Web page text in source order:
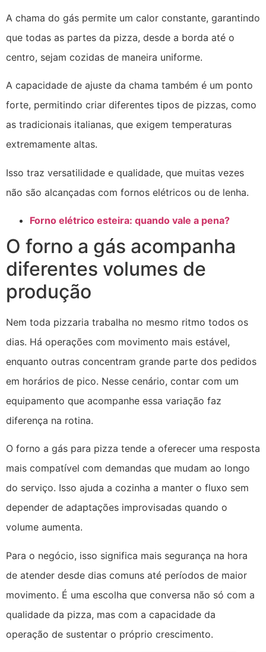
A chama do gás permite um calor constante, garantindo
que todas as partes da pizza, desde a borda até o
centro, sejam cozidas de maneira uniforme.
A capacidade de ajuste da chama também é um ponto
forte, permitindo criar diferentes tipos de pizzas, como
as tradicionais italianas, que exigem temperaturas
extremamente altas.
Isso traz versatilidade e qualidade, que muitas vezes
não são alcançadas com fornos elétricos ou de lenha.
Forno elétrico esteira: quando vale a pena?
O forno a gás acompanha
diferentes volumes de
produção
Nem toda pizzaria trabalha no mesmo ritmo todos os
dias. Há operações com movimento mais estável,
enquanto outras concentram grande parte dos pedidos
em horários de pico. Nesse cenário, contar com um
equipamento que acompanhe essa variação faz
diferença na rotina.
O forno a gás para pizza tende a oferecer uma resposta
mais compatível com demandas que mudam ao longo
do serviço. Isso ajuda a cozinha a manter o fluxo sem
depender de adaptações improvisadas quando o
volume aumenta.
Para o negócio, isso significa mais segurança na hora
de atender desde dias comuns até períodos de maior
movimento. É uma escolha que conversa não só com a
qualidade da pizza, mas com a capacidade da
operação de sustentar o próprio crescimento.